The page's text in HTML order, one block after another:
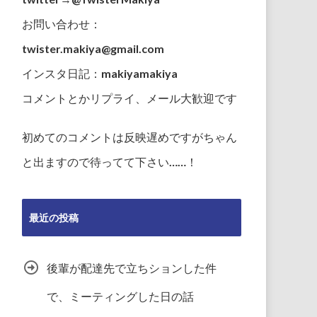
お問い合わせ：
twister.makiya@gmail.com
インスタ日記：makiyamakiya
コメントとかリプライ、メール大歓迎です
初めてのコメントは反映遅めですがちゃん
と出ますので待ってて下さい……！
最近の投稿
後輩が配達先で立ちションした件
で、ミーティングした日の話